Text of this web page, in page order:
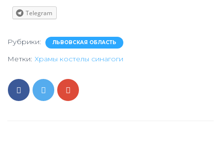
Telegram
Рубрики: ЛЬВОВСКАЯ ОБЛАСТЬ
Метки: Храмы костелы синагоги